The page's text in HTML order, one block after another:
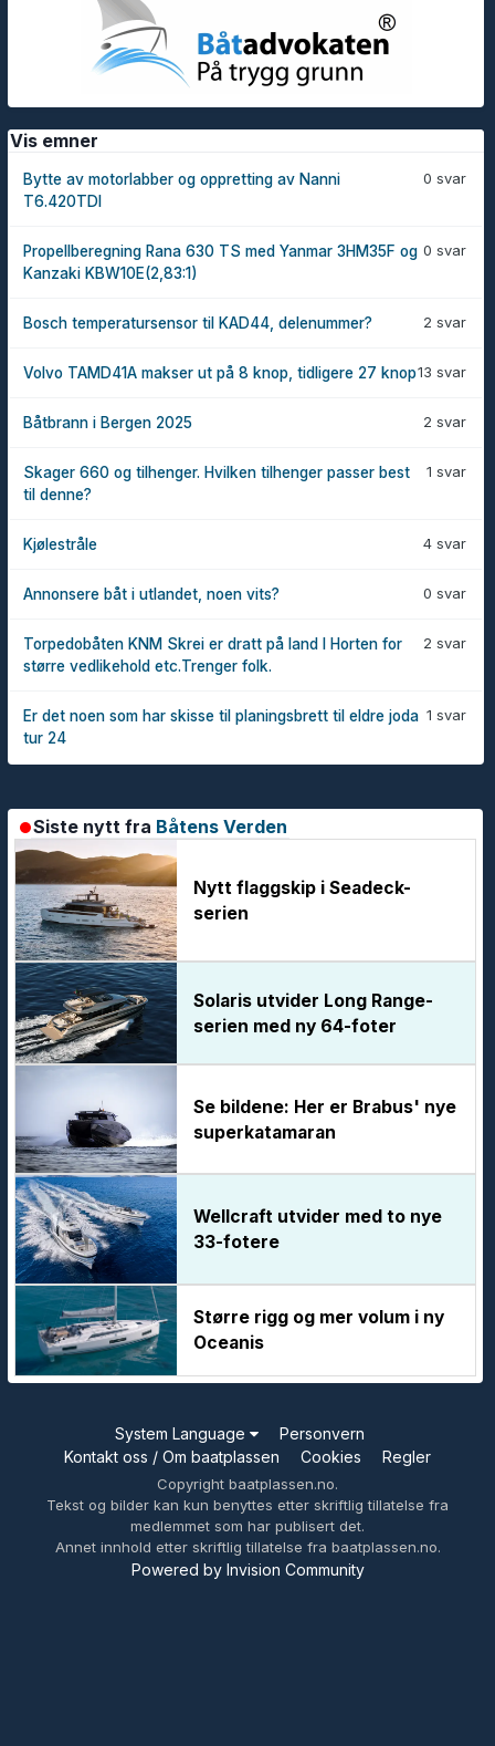
Vis emner
0 svar
Bytte av motorlabber og oppretting av Nanni
T6.420TDI
0 svar
Propellberegning Rana 630 TS med Yanmar 3HM35F og
Kanzaki KBW10E(2,83:1)
2 svar
Bosch temperatursensor til KAD44, delenummer?
13 svar
Volvo TAMD41A makser ut på 8 knop, tidligere 27 knop
2 svar
Båtbrann i Bergen 2025
1 svar
Skager 660 og tilhenger. Hvilken tilhenger passer best
til denne?
4 svar
Kjølestråle
0 svar
Annonsere båt i utlandet, noen vits?
2 svar
Torpedobåten KNM Skrei er dratt på land I Horten for
større vedlikehold etc.Trenger folk.
1 svar
Er det noen som har skisse til planingsbrett til eldre joda
tur 24
Siste nytt fra Båtens Verden
Nytt flaggskip i Seadeck-
serien
Solaris utvider Long Range-
serien med ny 64-foter
Se bildene: Her er Brabus' nye
superkatamaran
Wellcraft utvider med to nye
33-fotere
Større rigg og mer volum i ny
Oceanis
System Language
Personvern
Kontakt oss / Om baatplassen
Cookies Regler
Copyright baatplassen.no.
Tekst og bilder kan kun benyttes etter skriftlig tillatelse fra
medlemmet som har publisert det.
Annet innhold etter skriftlig tillatelse fra baatplassen.no.
Powered by Invision Community